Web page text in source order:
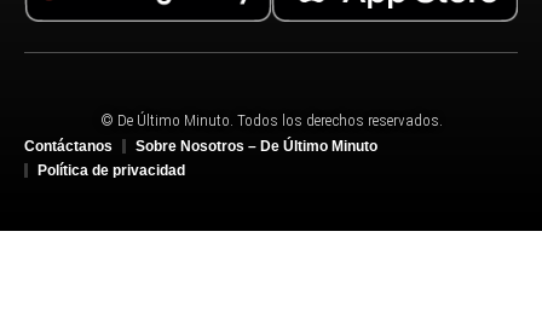
© De Último Minuto. Todos los derechos reservados.
Contáctanos
Sobre Nosotros – De Último Minuto
Política de privacidad